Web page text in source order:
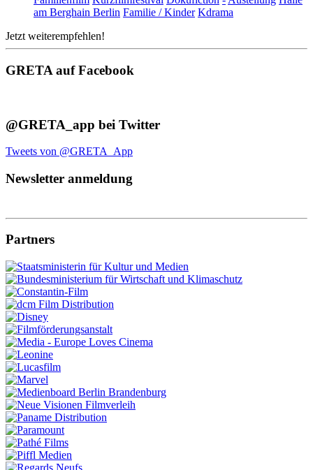
am Berghain Berlin Familie / Kinder Kdrama
Jetzt weiterempfehlen!
GRETA auf Facebook
@GRETA_app bei Twitter
Tweets von @GRETA_App
Newsletter anmeldung
Partners